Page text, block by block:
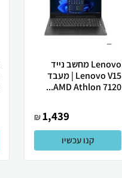
Lenovo מחשב נייד
Lenovo V15 | מעבד
AMD Athlon 7120...
1,439
₪
קנו עכשיו